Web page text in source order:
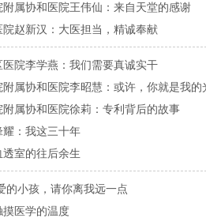
属协和医院王伟仙：来自天堂的感谢
赵新汉：大医担当，精诚奉献
院李学燕：我们需要真诚实干
属协和医院李昭慧：或许，你就是我的
属协和医院徐莉：专利背后的故事
：我这三十年
室的往后余生
的小孩，请你离我远一点
医学的温度